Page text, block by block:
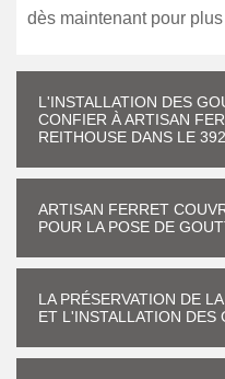
dès maintenant pour
L'INSTALLATION DES
CONFIER À ARTISAN
REITHOUSE DANS LE
ARTISAN FERRET
POUR LA POSE DE
LA PRÉSERVATION DE
ET L'INSTALLATION DES